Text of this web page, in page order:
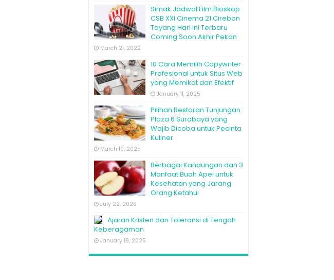
Simak Jadwal Film Bioskop
CSB XXI Cinema 21 Cirebon
Tayang Hari Ini Terbaru
Coming Soon Akhir Pekan
March 21, 2022
10 Cara Memilih Copywriter
Profesional untuk Situs Web
yang Memikat dan Efektif
January 11, 2025
Pilihan Restoran Tunjungan
Plaza 6 Surabaya yang
Wajib Dicoba untuk Pecinta
Kuliner
March 19, 2025
Berbagai Kandungan dan 3
Manfaat Buah Apel untuk
Kesehatan yang Jarang
Orang Ketahui
July 22, 2026
Ajaran Kristen dan Toleransi di Tengah
Keberagaman
January 18, 2025